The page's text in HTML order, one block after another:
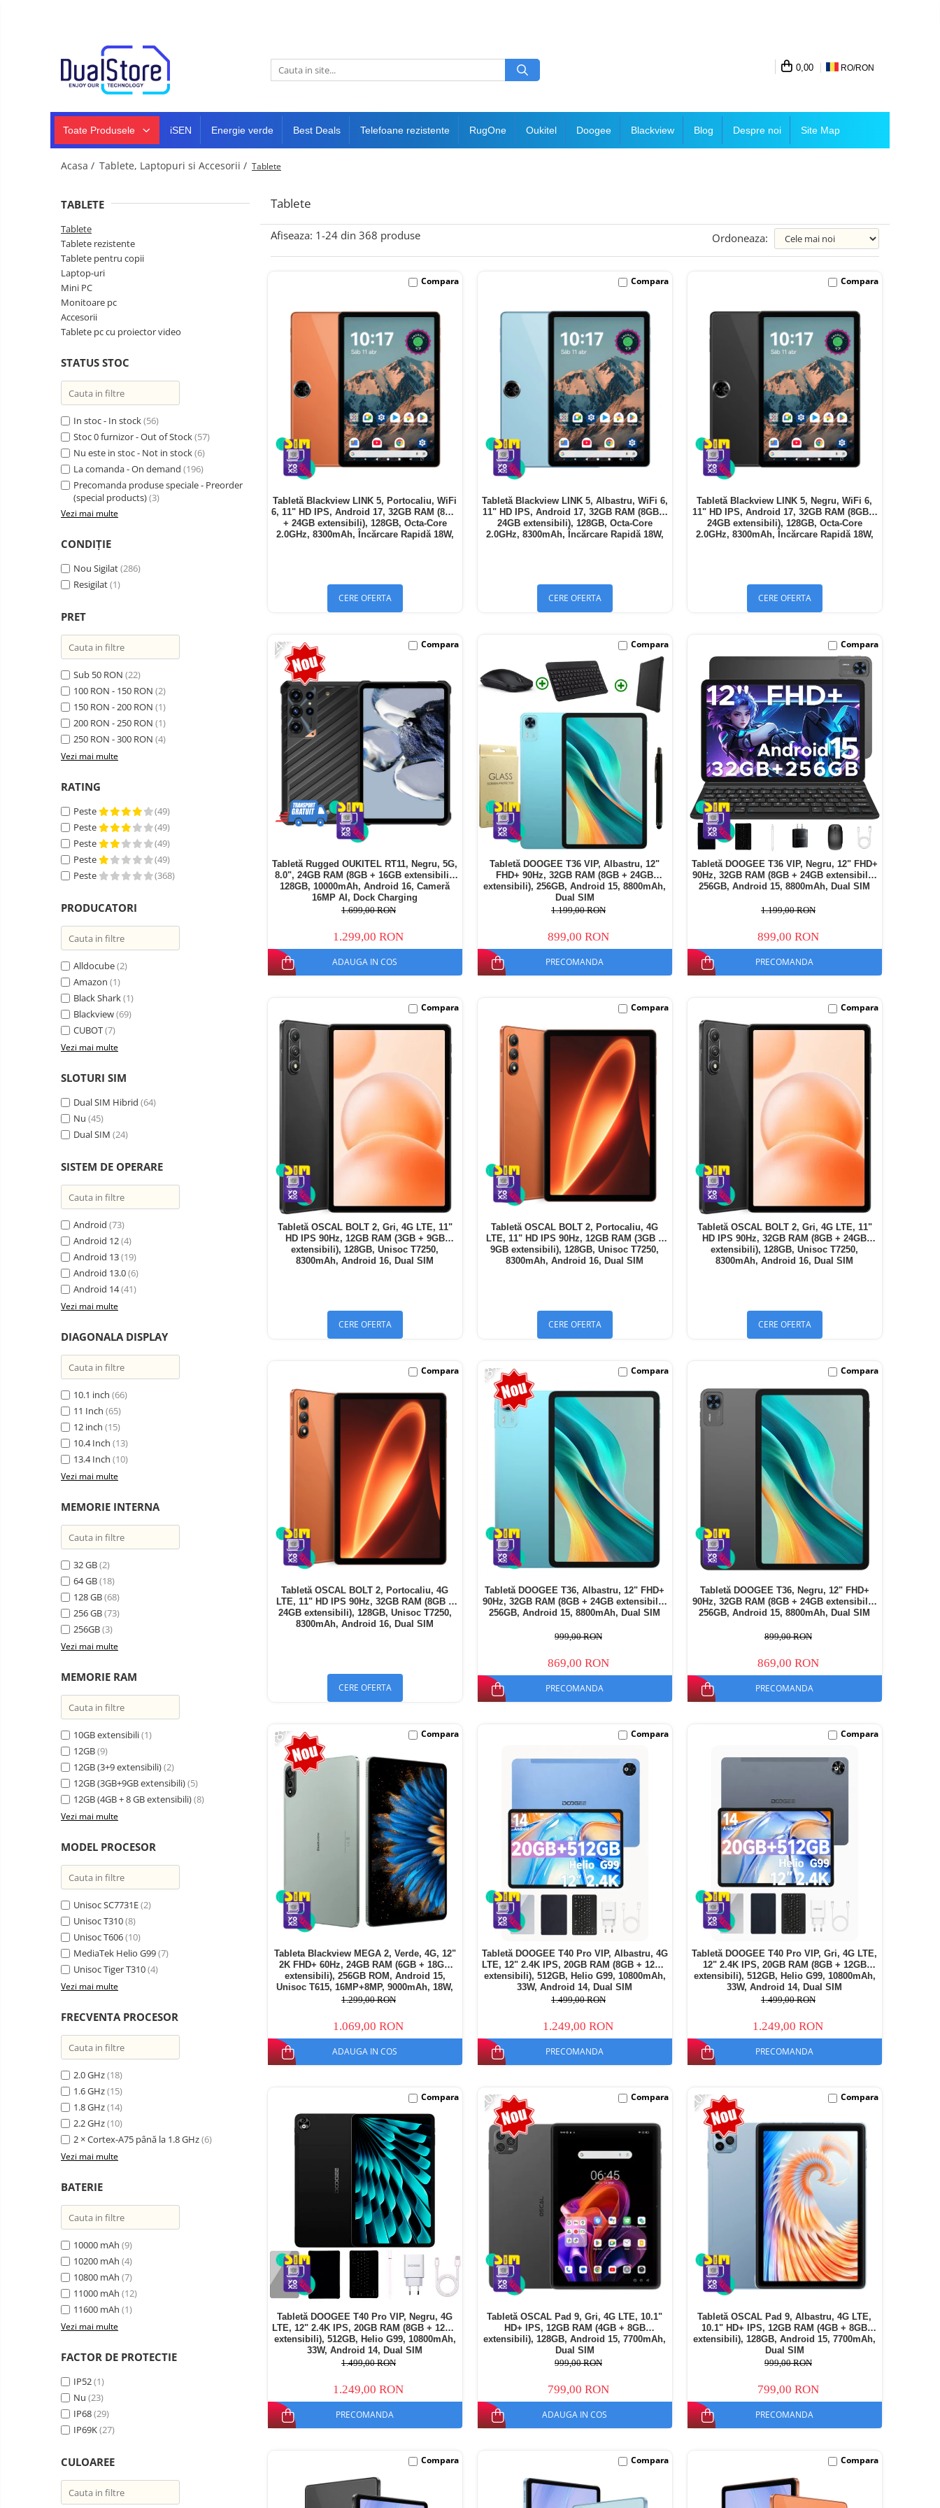
Producatori Telefoane Mobila
Telefoane mobile
Telefoane cu proiector video
Telefoane (Smartphone) 5G
Telefoane clasice
Piese si accesorii telefoane
Producatori telefoane
Telefoane mobile RugOne
Telefoane mobile Doogee
Telefoane mobile Oukitel
Telefoane mobile Unihertz
Telefoane mobile Cubot
Telefoane mobile Blackview
Telefoane mobile OSCAL
Telefoane mobile Fossibot
Telefoane mobile Lagenio
Telefoane mobile Samsung
Telefoane mobile iSEN
Telefoane mobile F150
Telefoane mobile iHunt
Telefoane mobile Xiaomi
Telefoane mobile AGM
Telefoane mobile ALTE
Tablete PC, mini PC si
laptopuri
Tablete PC
Tablete pc cu proiector video
Tablete rezistente
Tablete pentru copii
Laptop-uri
Monitoare pc
Accesorii
Camere auto, home si sport
Camere auto DVR
Oglinzi auto smart cu camera
Camere Supraveghere
Mini Video Camera
Accesorii Camere
Supraveghere
Casti Profesionale
smart,
bratari
Smartwatch
Inel Smart
Accesorii Smartwatch
Trotinete
Trotinete
Piese si accesorii
Biciclete
electrice
Gadgets
Smart Home
Produse Ingrijire Personala
Accesorii Gadgets
Drone cu Camera
Baterii externe
Accesorii Auto
Lifestyle
Boxe Portabile
Cititoare Cod Bare
Power station - Stații de
Panouri solare portabile
electrice
Media player cu Android
Accesorii
Miracast
Aspiratoare
robot,
piese si
accesorii
Piese de schimb telefoane
0,00 RO/RON
Toate Produsele iSEN Energie verde Best Deals Telefoane rezistente RugOne Oukitel Doogee Blackview Blog Despre noi Site Map
Acasa / Tablete, Laptopuri si Accesorii / Tablete
Tablete
TABLETE
Tablete
Tablete rezistente
Tablete pentru copii
Laptop-uri
Mini PC
Monitoare pc
Accesorii
Tablete pc cu proiector video
STATUS STOC
In stoc - In stock(56)
Stoc 0 furnizor - Out of Stock(57)
Nu este in stoc - Not in stock(6)
La comanda - On demand (196)
Precomanda produse speciale - Preorder
(special products)(3)
Vezi mai multe
CONDIȚIE
Nou Sigilat(286)
Resigilat(1)
PRET
Sub 50 RON (22)
100 RON - 150 RON (2)
150 RON - 200 RON (1)
200 RON - 250 RON (1)
250 RON - 300 RON (4)
Vezi mai multe
RATING
Peste
(49)
Peste
(49)
Peste
(49)
Peste
(49)
Peste
(368)
PRODUCATORI
Alldocube(2)
Amazon (1)
Black Shark(1)
Blackview(69)
CUBOT(7)
Vezi mai multe
SLOTURI SIM
Dual SIM Hibrid (64)
Nu (45)
Dual SIM (24)
SISTEM DE OPERARE
Android (73)
Android 12(4)
Android 13(19)
Android 13.0(6)
Android 14(41)
Vezi mai multe
DIAGONALA DISPLAY
10.1 inch (66)
11 Inch (65)
12 inch (15)
10.4 Inch (13)
13.4 Inch (10)
Vezi mai multe
MEMORIE INTERNA
32 GB(2)
64 GB(18)
128 GB(68)
256 GB(73)
256GB(3)
Vezi mai multe
MEMORIE RAM
10GB extensibili(1)
12GB(9)
12GB (3+9 extensibili)(2)
12GB (3GB+9GB extensibili)(5)
12GB (4GB + 8 GB extensibili)(8)
Vezi mai multe
MODEL PROCESOR
Unisoc SC7731E(2)
Unisoc T310(8)
Unisoc T606(10)
MediaTek Helio G99(7)
Unisoc Tiger T310(4)
Vezi mai multe
FRECVENTA PROCESOR
2.0 GHz(18)
1.6 GHz(15)
1.8 GHz(14)
2.2 GHz(10)
2 × Cortex-A75 până la 1.8 GHz(6)
Vezi mai multe
BATERIE
10000 mAh (9)
10200 mAh (4)
10800 mAh (7)
11000 mAh (12)
11600 mAh (1)
Vezi mai multe
FACTOR DE PROTECTIE
IP52(1)
Nu (23)
IP68(29)
IP69K(27)
CULOAREE
Afiseaza: 1-24 din 368 produse Ordoneaza:
Tabletă Blackview LINK 5, Portocaliu, WiFi
6, 11" HD IPS, Android 17, 32GB RAM (8GB
+ 24GB extensibili), 128GB, Octa-Core
2.0GHz, 8300mAh, Încărcare Rapidă 18W,
CERE OFERTA
Compara
Tabletă Blackview LINK 5, Albastru, WiFi 6,
11" HD IPS, Android 17, 32GB RAM (8GB +
24GB extensibili), 128GB, Octa-Core
2.0GHz, 8300mAh, Încărcare Rapidă 18W,
CERE OFERTA
Compara
Tabletă Blackview LINK 5, Negru, WiFi 6,
11" HD IPS, Android 17, 32GB RAM (8GB +
24GB extensibili), 128GB, Octa-Core
2.0GHz, 8300mAh, Încărcare Rapidă 18W,
CERE OFERTA
Compara
-24%
Tabletă Rugged OUKITEL RT11, Negru, 5G,
8.0", 24GB RAM (8GB + 16GB extensibili),
128GB, 10000mAh, Android 16, Cameră
16MP AI, Dock Charging
1.699,00 RON
1.299,00 RON
ADAUGA IN COS
Compara
Tabletă DOOGEE T36 VIP, Albastru, 12"
FHD+ 90Hz, 32GB RAM (8GB + 24GB
extensibili), 256GB, Android 15, 8800mAh,
Dual SIM
1.199,00 RON
899,00 RON
PRECOMANDA
Compara
Tabletă DOOGEE T36 VIP, Negru, 12" FHD+
90Hz, 32GB RAM (8GB + 24GB extensibili),
256GB, Android 15, 8800mAh, Dual SIM
1.199,00 RON
899,00 RON
PRECOMANDA
Compara
Tabletă OSCAL BOLT 2, Gri, 4G LTE, 11"
HD IPS 90Hz, 12GB RAM (3GB + 9GB
extensibili), 128GB, Unisoc T7250,
8300mAh, Android 16, Dual SIM
CERE OFERTA
Compara
Tabletă OSCAL BOLT 2, Portocaliu, 4G
LTE, 11" HD IPS 90Hz, 12GB RAM (3GB +
9GB extensibili), 128GB, Unisoc T7250,
8300mAh, Android 16, Dual SIM
CERE OFERTA
Compara
Tabletă OSCAL BOLT 2, Gri, 4G LTE, 11"
HD IPS 90Hz, 32GB RAM (8GB + 24GB
extensibili), 128GB, Unisoc T7250,
8300mAh, Android 16, Dual SIM
CERE OFERTA
Compara
Tabletă OSCAL BOLT 2, Portocaliu, 4G
LTE, 11" HD IPS 90Hz, 32GB RAM (8GB +
24GB extensibili), 128GB, Unisoc T7250,
8300mAh, Android 16, Dual SIM
CERE OFERTA
Compara -13%
Tabletă DOOGEE T36, Albastru, 12" FHD+
90Hz, 32GB RAM (8GB + 24GB extensibili),
256GB, Android 15, 8800mAh, Dual SIM
999,00 RON
869,00 RON
PRECOMANDA
Compara
Tabletă DOOGEE T36, Negru, 12" FHD+
90Hz, 32GB RAM (8GB + 24GB extensibili),
256GB, Android 15, 8800mAh, Dual SIM
899,00 RON
869,00 RON
PRECOMANDA
Compara
-18%
Tableta Blackview MEGA 2, Verde, 4G, 12"
2K FHD+ 60Hz, 24GB RAM (6GB + 18GB
extensibili), 256GB ROM, Android 15,
Unisoc T615, 16MP+8MP, 9000mAh, 18W,
Stylus, Face Unlock, Dual SIM
1.299,00 RON
1.069,00 RON
ADAUGA IN COS
Compara
Tabletă DOOGEE T40 Pro VIP, Albastru, 4G
LTE, 12" 2.4K IPS, 20GB RAM (8GB + 12GB
extensibili), 512GB, Helio G99, 10800mAh,
33W, Android 14, Dual SIM
1.499,00 RON
1.249,00 RON
PRECOMANDA
Compara
Tabletă DOOGEE T40 Pro VIP, Gri, 4G LTE,
12" 2.4K IPS, 20GB RAM (8GB + 12GB
extensibili), 512GB, Helio G99, 10800mAh,
33W, Android 14, Dual SIM
1.499,00 RON
1.249,00 RON
PRECOMANDA
Compara
Tabletă DOOGEE T40 Pro VIP, Negru, 4G
LTE, 12" 2.4K IPS, 20GB RAM (8GB + 12GB
extensibili), 512GB, Helio G99, 10800mAh,
33W, Android 14, Dual SIM
1.499,00 RON
1.249,00 RON
PRECOMANDA
Compara -20%
Tabletă OSCAL Pad 9, Gri, 4G LTE, 10.1"
HD+ IPS, 12GB RAM (4GB + 8GB
extensibili), 128GB, Android 15, 7700mAh,
Dual SIM
999,00 RON
799,00 RON
ADAUGA IN COS
Compara -20%
Tabletă OSCAL Pad 9, Albastru, 4G LTE,
10.1" HD+ IPS, 12GB RAM (4GB + 8GB
extensibili), 128GB, Android 15, 7700mAh,
Dual SIM
999,00 RON
799,00 RON
PRECOMANDA
Compara
Compara Compara Compara